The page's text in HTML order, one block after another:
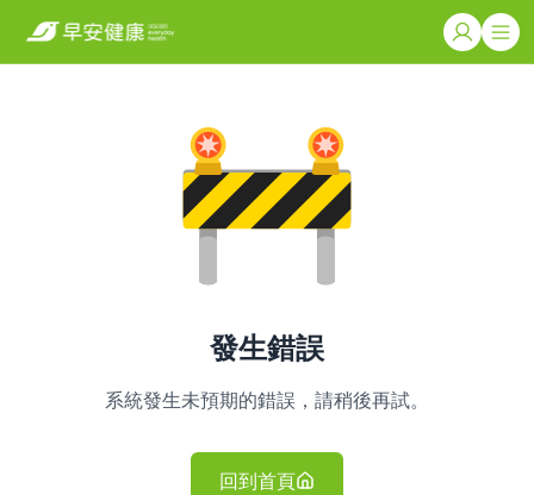
發生錯誤
系統發生未預期的錯誤，請稍後再試。
回到首頁